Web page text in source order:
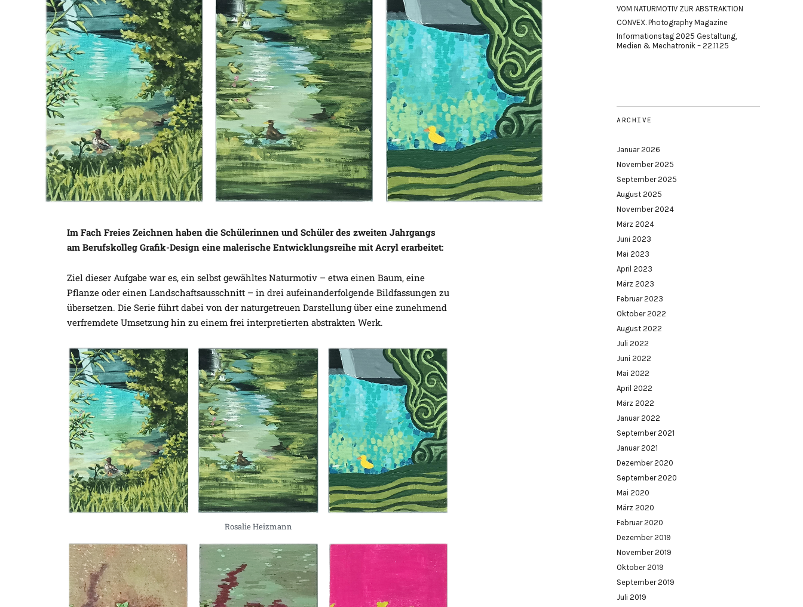
Im Fach Freies Zeichnen haben die Schülerinnen und Schüler des zweiten Jahrgangs
am Berufskolleg Grafik-Design eine malerische Entwicklungsreihe mit Acryl erarbeitet:
Ziel dieser Aufgabe war es, ein selbst gewähltes Naturmotiv – etwa einen Baum, eine
Pflanze oder einen Landschaftsausschnitt – in drei aufeinanderfolgende Bildfassungen zu
übersetzen. Die Serie führt dabei von der naturgetreuen Darstellung über eine zunehmend
verfremdete Umsetzung hin zu einem frei interpretierten abstrakten Werk.
Rosalie Heizmann
VOM NATURMOTIV ZUR ABSTRAKTION
CONVEX. Photography Magazine
Informationstag 2025 Gestaltung,
Medien & Mechatronik – 22.11.25
ARCHIVE
Januar 2026
November 2025
September 2025
August 2025
November 2024
März 2024
Juni 2023
Mai 2023
April 2023
März 2023
Februar 2023
Oktober 2022
August 2022
Juli 2022
Juni 2022
Mai 2022
April 2022
März 2022
Januar 2022
September 2021
Januar 2021
Dezember 2020
September 2020
Mai 2020
März 2020
Februar 2020
Dezember 2019
November 2019
Oktober 2019
September 2019
Juli 2019